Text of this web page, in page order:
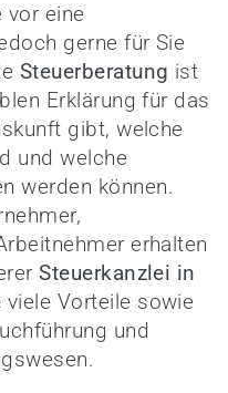
vor eine
gerne für Sie
Steuerberatung ist
Erklärung für das
gibt, welche
und welche
werden können.
erhalten
Steuerkanzlei in
viele Vorteile sowie
und